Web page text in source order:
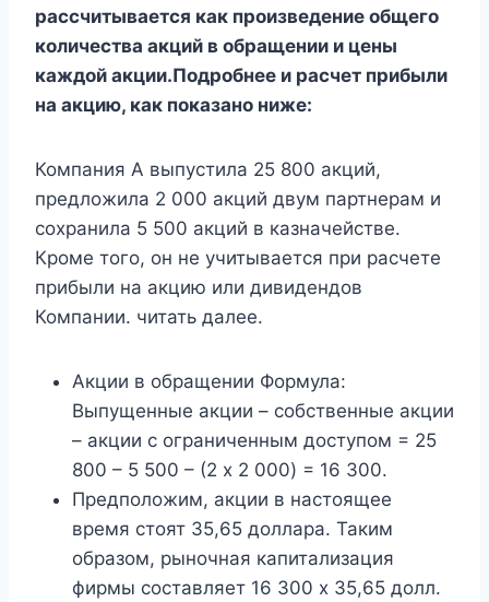
рассчитывается как произведение общего
количества акций в обращении и цены
каждой акции.Подробнее и расчет прибыли
на акцию, как показано ниже:
Компания А выпустила 25 800 акций,
предложила 2 000 акций двум партнерам и
сохранила 5 500 акций в казначействе.
Кроме того, он не учитывается при расчете
прибыли на акцию или дивидендов
Компании. читать далее.
Акции в обращении Формула:
Выпущенные акции – собственные акции
– акции с ограниченным доступом = 25
800 – 5 500 – (2 x 2 000) = 16 300.
Предположим, акции в настоящее
время стоят 35,65 доллара. Таким
образом, рыночная капитализация
фирмы составляет 16 300 х 35,65 долл.